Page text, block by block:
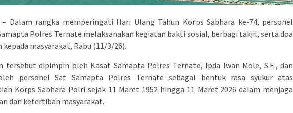
Dalam rangka memperingati Hari Ulang Tahun Korps Sabhara ke-74, personel
Polres Ternate melaksanakan kegiatan bakti sosial, berbagi takjil, serta doa
kepada masyarakat, Rabu (11/3/26).
tersebut dipimpin oleh Kasat Samapta Polres Ternate, Ipda Iwan Mole, S.E., dan
personel Sat Samapta Polres Ternate sebagai bentuk rasa syukur atas
Korps Sabhara Polri sejak 11 Maret 1952 hingga 11 Maret 2026 dalam menjaga
dan ketertiban masyarakat.